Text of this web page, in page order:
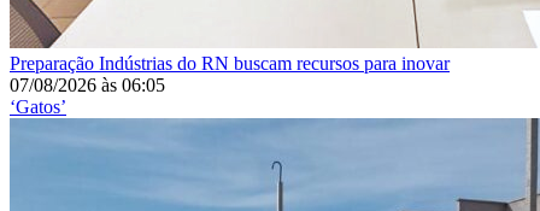
Preparação Indústrias do RN buscam recursos para inovar
07/08/2026 às 06:05
‘Gatos’